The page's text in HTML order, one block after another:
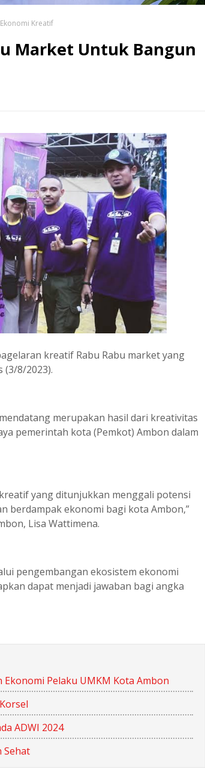
Kreatif
Market Untuk Bangun
kreatif Rabu Rabu market yang
(3/8/2023).
merupakan hasil dari kreativitas
pemerintah kota (Pemkot) Ambon dalam
yang ditunjukkan menggali potensi
berdampak ekonomi bagi kota Ambon,”
Lisa Wattimena.
pengembangan ekosistem ekonomi
dapat menjadi jawaban bagi angka
Pelaku UMKM Kota Ambon
ADWI 2024
Sehat